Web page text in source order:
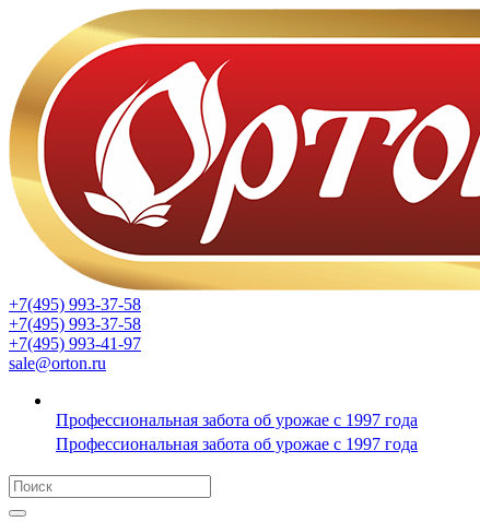
+7(495) 993-37-58
+7(495) 993-37-58
+7(495) 993-41-97
sale@orton.ru
Профессиональная забота об урожае с 1997 года
Профессиональная забота об урожае с 1997 года